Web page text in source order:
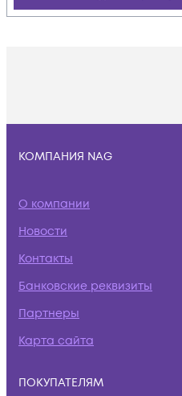
КОМПАНИЯ NAG
О компании
Новости
Контакты
Банковские реквизиты
Партнеры
Карта сайта
ПОКУПАТЕЛЯМ